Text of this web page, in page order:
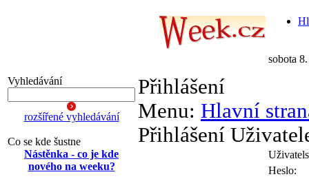
sobota
Vyhledávání
rozšířené vyhledávání
Co se kde šustne
Nástěnka - co je kde
nového na weeku?
Přihlášení
Menu: Hlavní
Přihlášení
Heslo: